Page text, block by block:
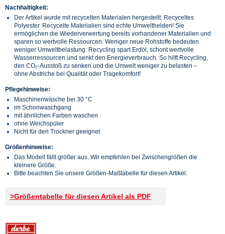
Nachhaltigkeit:
Der Artikel wurde mit recycelten Materialen hergestellt: Recyceltes
Polyester. Recycelte Materialien sind echte Umwelthelden! Sie
ermöglichen die Wiederverwertung bereits vorhandener Materialien und
sparen so wertvolle Ressourcen. Weniger neue Rohstoffe bedeuten
weniger Umweltbelastung: Recycling spart Erdöl, schont wertvolle
Wasserressourcen und senkt den Energieverbrauch. So hilft Recycling,
den CO₂-Ausstoß zu senken und die Umwelt weniger zu belasten –
ohne Abstriche bei Qualität oder Tragekomfort!
Pflegehinweise:
Maschinenwäsche bei 30 °C
im Schonwaschgang
mit ähnlichen Farben waschen
ohne Weichspüler
Nicht für den Trockner geeignet
Größenhinweise:
Das Modell fällt größer aus. Wir empfehlen bei Zwischengrößen die
kleinere Größe.
Bitte beachten Sie unsere Größen-Maßtabelle für diesen Artikel.
>Größentabelle für diesen Artikel als PDF